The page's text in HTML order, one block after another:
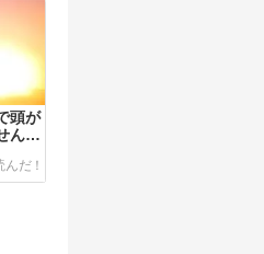
頭が
ん
疲れ
ゾー